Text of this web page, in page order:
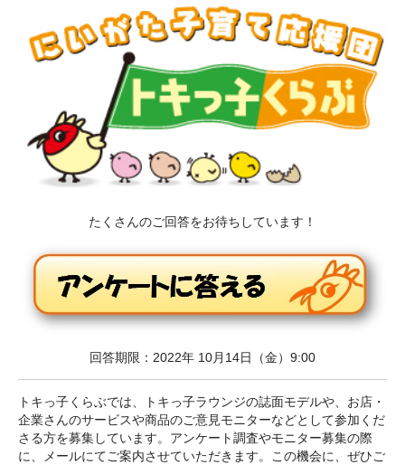
たくさんのご回答をお待ちしています！
回答期限：2022年 10月14日（金）9:00
トキっ子くらぶでは、トキっ子ラウンジの誌面モデルや、お店・
企業さんのサービスや商品のご意見モニターなどとして参加くだ
さる方を募集しています。アンケート調査やモニター募集の際
に、メールにてご案内させていただきます。この機会に、ぜひご